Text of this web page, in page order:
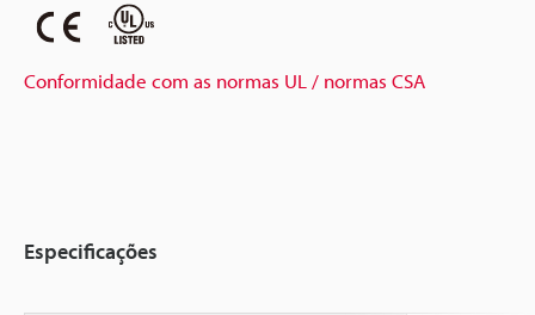
Conformidade com as normas UL / normas CSA
Especificações